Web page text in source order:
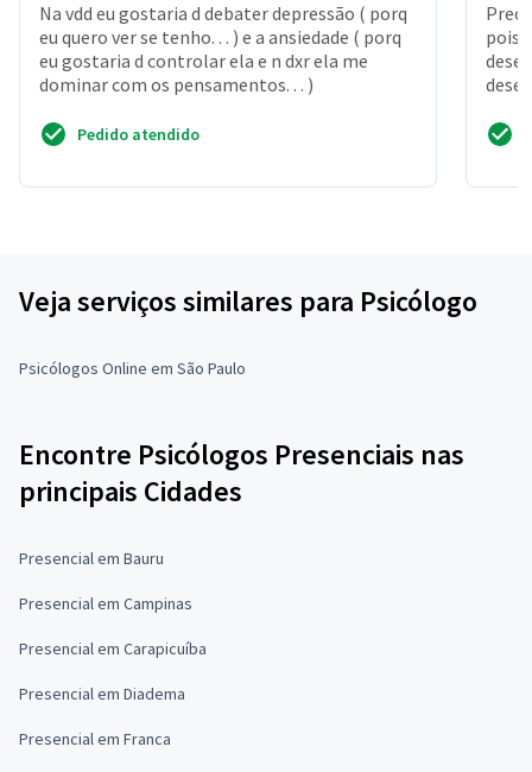
Na vdd eu gostaria d debater depressão ( porq
eu quero ver se tenho. . . ) e a ansiedade ( porq
eu gostaria d controlar ela e n dxr ela me
dominar com os pensamentos. . . )
Pedido atendido
pois
Veja serviços similares para Psicólogo
Psicólogos Online em São Paulo
Encontre Psicólogos Presenciais nas
principais Cidades
Presencial em Bauru
Presencial em Campinas
Presencial em Carapicuíba
Presencial em Diadema
Presencial em Franca